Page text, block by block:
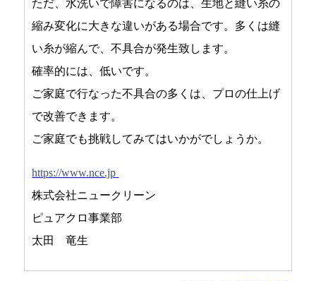
ただ、水洗いで障害になるのは、生地と縫い糸の
縮み変化に大きな違いがある場合です。多くは縫
い糸が縮んで、不具合が発生致します。
確率的には、低いです。
ご家庭で行なった不具合の多くは、プロの仕上げ
で改善できます。
ご家庭でも挑戦してみてはいかがでしょうか。
https://www.nce.jp
株式会社ニュークリーン
ピュアクロ事業部
太田 竜生